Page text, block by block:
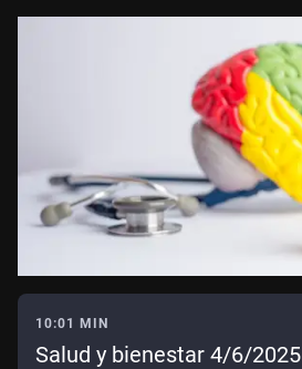
10:01 MIN
Salud y bienestar 4/6/2025